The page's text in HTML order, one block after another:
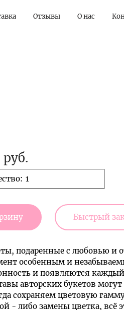
Отзывы О нас
Быстрый
подаренные с любовью и
особенным и
и появляются
авторских букетов
сохраняем цветовую
- либо замены цветка, всё